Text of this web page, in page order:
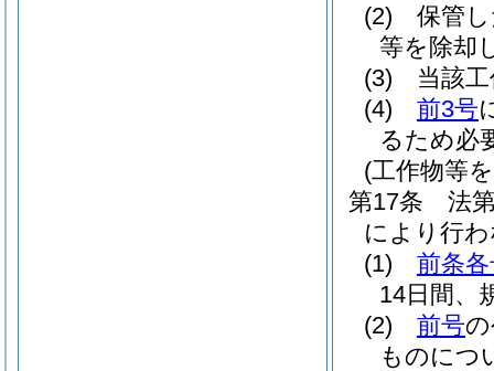
(2)
保管
等を除却
(3)
当該
(4)
前3号
るため必
(工作物等
第17条
法
により行
(1)
前条
14日間、
(2)
前号
ものにつ